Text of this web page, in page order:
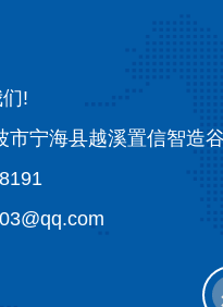
!
市宁海县越溪置信智造